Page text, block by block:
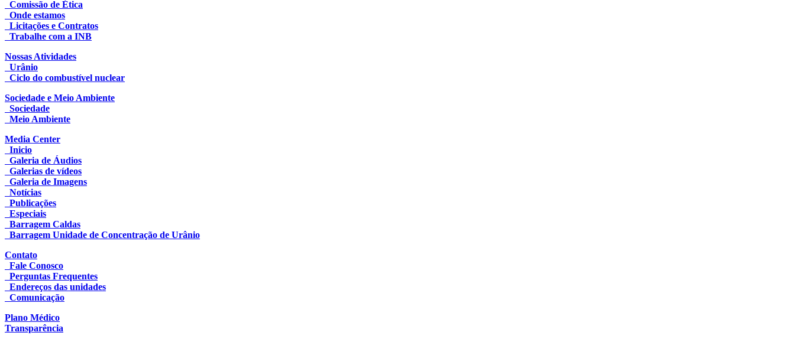
Comissão de Ética
Onde estamos
Licitações e Contratos
Trabalhe com a INB
Nossas Atividades
Urânio
Ciclo do combustível nuclear
Sociedade e Meio Ambiente
Sociedade
Meio Ambiente
Media Center
Inicio
Galeria de Áudios
Galerias de vídeos
Galeria de Imagens
Notícias
Publicações
Especiais
Barragem Caldas
Barragem Unidade de Concentração de Urânio
Contato
Fale Conosco
Perguntas Frequentes
Endereços das unidades
Comunicação
Plano Médico
Transparência